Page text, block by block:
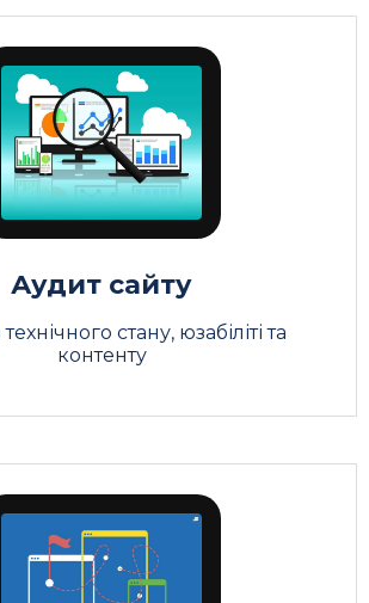
Аудит сайту
стану, юзабіліті та
контенту